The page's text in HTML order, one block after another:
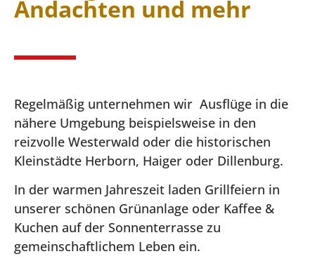
Andachten und mehr
Regelmäßig unternehmen wir Ausflüge in die
nähere Umgebung beispielsweise in den
reizvolle Westerwald oder die historischen
Kleinstädte Herborn, Haiger oder Dillenburg.
In der warmen Jahreszeit laden Grillfeiern in
unserer schönen Grünanlage oder Kaffee &
Kuchen auf der Sonnenterrasse zu
gemeinschaftlichem Leben ein.